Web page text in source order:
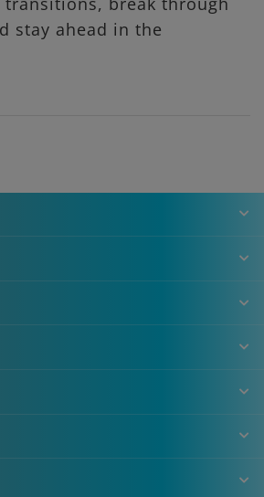
stay ahead in the